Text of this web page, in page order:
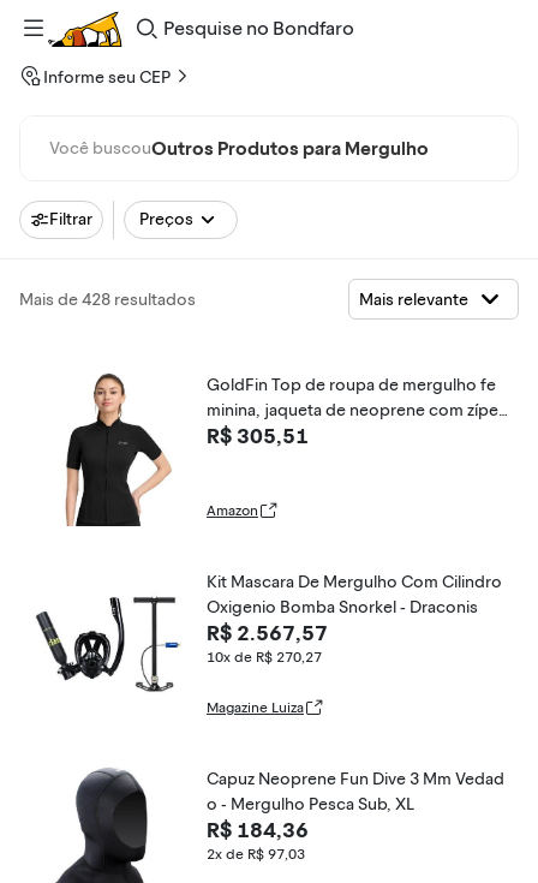
Pesquise
Bondfaro
Informe seu CEP
Você buscouOutros Produtos para Mergulho
Filtrar Preços
Mais de 428 resultados
GoldFin Top de roupa de mergulho fe
minina, jaqueta de neoprene com zíper
frontal de neoprene 2 mm, natação, me
R$ 305,51
Amazon
Kit Mascara De Mergulho Com Cilindro
Oxigenio Bomba Snorkel - Draconis
R$ 2.567,57
10x de R$ 270,27
Magazine Luiza
Capuz Neoprene Fun Dive 3 Mm Vedad
o - Mergulho Pesca Sub, XL
R$ 184,36
2x de R$ 97,03